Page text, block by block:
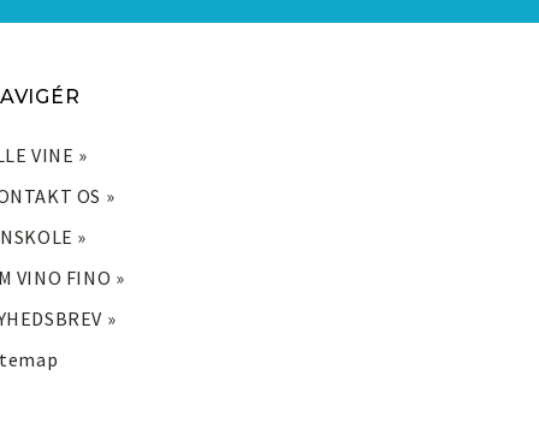
VINE »
OS »
»
VINO FINO »
»